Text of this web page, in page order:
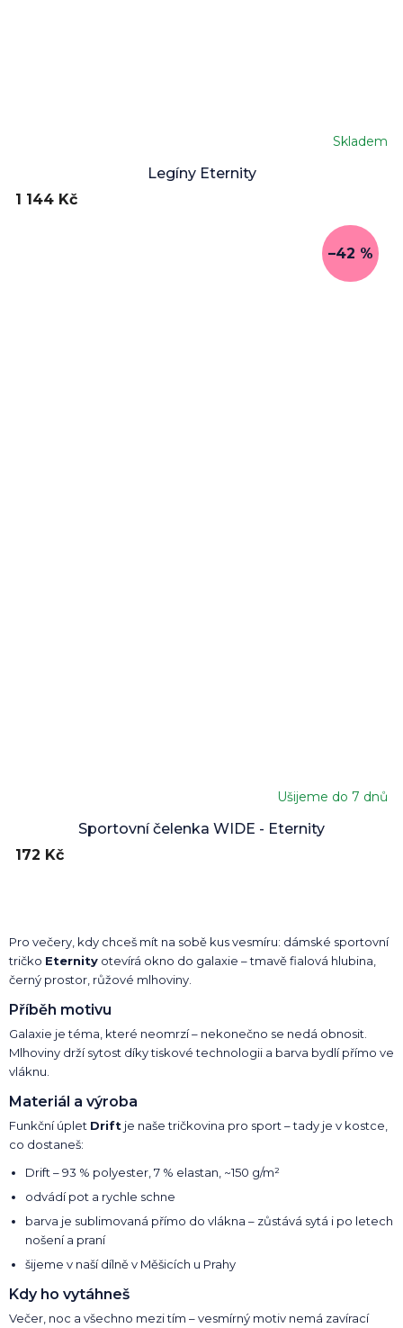
Legíny Eternity
Skladem
1 144 Kč
–42 %
Sportovní čelenka WIDE - Eternity
Ušijeme do 7 dnů
172 Kč
Pro večery, kdy chceš mít na sobě kus vesmíru: dámské sportovní
tričko Eternity otevírá okno do galaxie – tmavě fialová hlubina,
černý prostor, růžové mlhoviny.
Příběh motivu
Galaxie je téma, které neomrzí – nekonečno se nedá obnosit.
Mlhoviny drží sytost díky tiskové technologii a barva bydlí přímo ve
vláknu.
Materiál a výroba
Funkční úplet Drift je naše tričkovina pro sport – tady je v kostce,
co dostaneš:
Drift – 93 % polyester, 7 % elastan, ~150 g/m²
odvádí pot a rychle schne
barva je sublimovaná přímo do vlákna – zůstává sytá i po letech
nošení a praní
šijeme v naší dílně v Měšicích u Prahy
Kdy ho vytáhneš
Večer, noc a všechno mezi tím – vesmírný motiv nemá zavírací